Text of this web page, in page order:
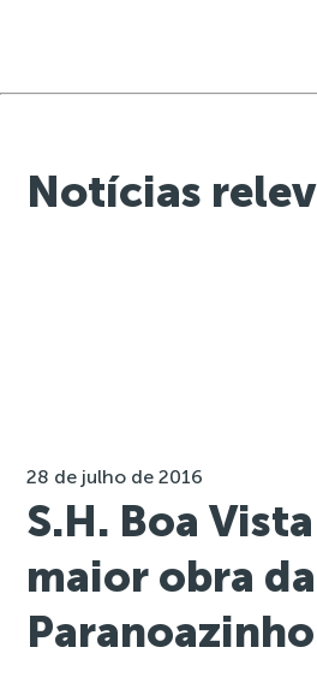
Notícias
28 de julho de 2016
S.H. Boa
maior obra da